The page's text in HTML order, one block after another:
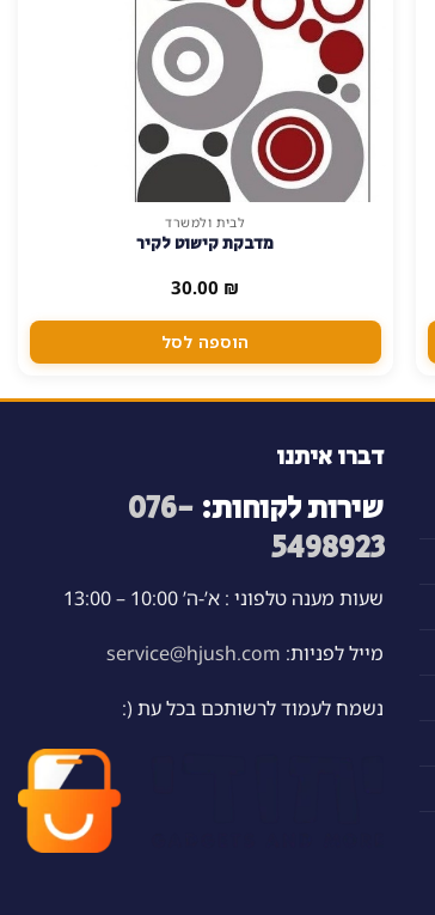
לבית ולמשרד
מדבקת קישוט לקיר
30.00 ₪
הוספה לסל
דברו איתנו
שירות לקוחות: 076-
5498923
שעות מענה טלפוני : א’-ה’ 10:00 – 13:00
מייל לפניות: service@hjush.com
נשמח לעמוד לרשותכם בכל עת (: